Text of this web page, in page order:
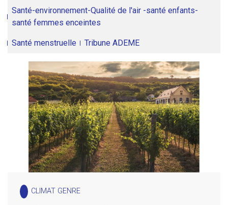
Santé-environnement-Qualité de l'air -santé enfants-
santé femmes enceintes
Santé menstruelle Tribune ADEME
CLIMAT GENRE